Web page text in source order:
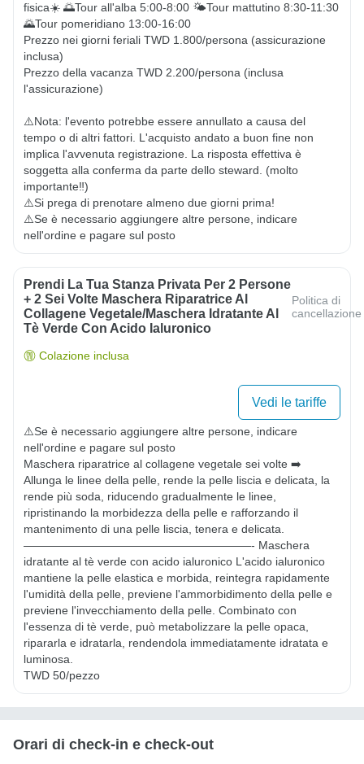
fisica☀️ 🌅Tour all'alba 5:00-8:00 🌤Tour mattutino 8:30-11:30
🌄Tour pomeridiano 13:00-16:00
Prezzo nei giorni feriali TWD 1.800/persona (assicurazione
inclusa)
Prezzo della vacanza TWD 2.200/persona (inclusa
l'assicurazione)
⚠️Nota: l'evento potrebbe essere annullato a causa del
tempo o di altri fattori. L'acquisto andato a buon fine non
implica l'avvenuta registrazione. La risposta effettiva è
soggetta alla conferma da parte dello steward. (molto
importante‼️)
⚠️Si prega di prenotare almeno due giorni prima!
⚠️Se è necessario aggiungere altre persone, indicare
nell'ordine e pagare sul posto
Prendi La Tua Stanza Privata Per 2 Persone
+ 2 Sei Volte Maschera Riparatrice Al
Collagene Vegetale/maschera Idratante Al
Tè Verde Con Acido Ialuronico
Politica di
cancellazione
Colazione inclusa
Vedi le tariffe
⚠️Se è necessario aggiungere altre persone, indicare
nell'ordine e pagare sul posto
Maschera riparatrice al collagene vegetale sei volte ➡️
Allunga le linee della pelle, rende la pelle liscia e delicata, la
rende più soda, riducendo gradualmente le linee,
ripristinando la morbidezza della pelle e rafforzando il
mantenimento di una pelle liscia, tenera e delicata.
————————————————————- Maschera
idratante al tè verde con acido ialuronico L'acido ialuronico
mantiene la pelle elastica e morbida, reintegra rapidamente
l'umidità della pelle, previene l'ammorbidimento della pelle e
previene l'invecchiamento della pelle. Combinato con
l'essenza di tè verde, può metabolizzare la pelle opaca,
ripararla e idratarla, rendendola immediatamente idratata e
luminosa.
TWD 50/pezzo
Orari di check-in e check-out